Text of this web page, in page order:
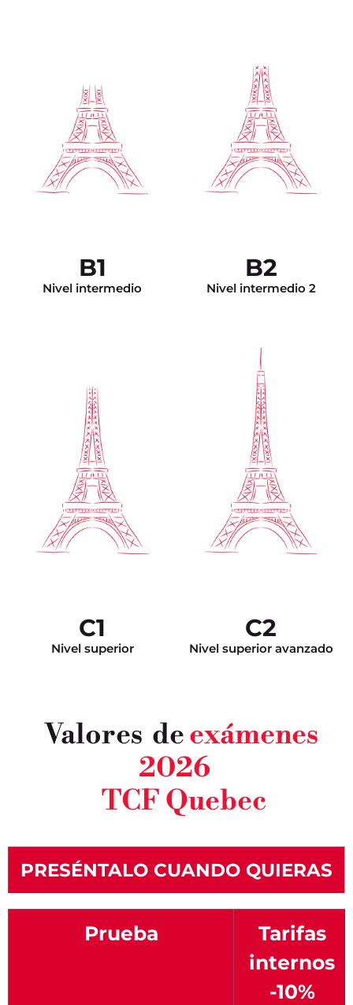
B1
Nivel intermedio
B2
Nivel intermedio 2
La comunicación es
espontánea. Tiene el
vocabulario suficiente para
enfrentar cualquier
situación. Se expresa de
manera construida tanto en
francés escrito como en
francés oral usando
estructuras apropiadas.
exime de cualquier test de
nivel para el ingreso a la
universidad en Francia.
C1
Nivel superior
Es capaz de realizar
trabajos académicos de
nivel muy avanzado
(como un resumen a
partir de un documento
audio muy largo). El
C2
Nivel superior avanzado
Valores deexámenes
2026
TCF Quebec
PRESÉNTALO CUANDO QUIERAS
Prueba
Tarifas
internos
-10%